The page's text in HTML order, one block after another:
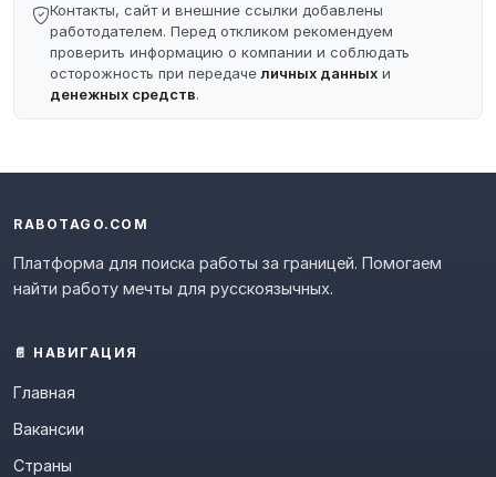
Контакты, сайт и внешние ссылки добавлены
работодателем. Перед откликом рекомендуем
проверить информацию о компании и соблюдать
осторожность при передачеличных данных и
денежных средств.
RABOTAGO.COM
Платформа для поиска работы за границей. Помогаем
найти работу мечты для русскоязычных.
📄 НАВИГАЦИЯ
Главная
Вакансии
Страны